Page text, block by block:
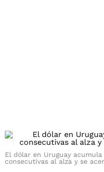
El dólar en Uruguay
consecutivas al alza y se